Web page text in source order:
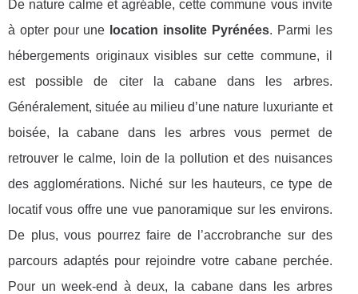
De nature calme et agréable, cette commune vous invite
à opter pour une location insolite Pyrénées. Parmi les
hébergements originaux visibles sur cette commune, il
est possible de citer la cabane dans les arbres.
Généralement, située au milieu d’une nature luxuriante et
boisée, la cabane dans les arbres vous permet de
retrouver le calme, loin de la pollution et des nuisances
des agglomérations. Niché sur les hauteurs, ce type de
locatif vous offre une vue panoramique sur les environs.
De plus, vous pourrez faire de l’accrobranche sur des
parcours adaptés pour rejoindre votre cabane perchée.
Pour un week-end à deux, la cabane dans les arbres